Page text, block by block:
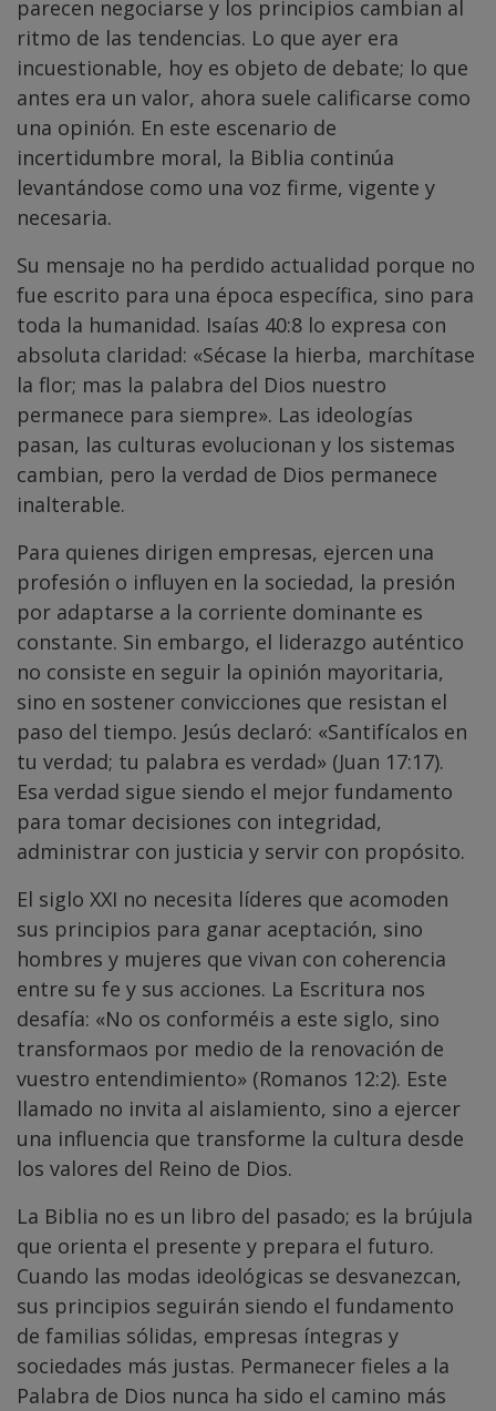
parecen negociarse y los principios cambian al
ritmo de las tendencias. Lo que ayer era
incuestionable, hoy es objeto de debate; lo que
antes era un valor, ahora suele calificarse como
una opinión. En este escenario de
incertidumbre moral, la Biblia continúa
levantándose como una voz firme, vigente y
necesaria.
Su mensaje no ha perdido actualidad porque no
fue escrito para una época específica, sino para
toda la humanidad. Isaías 40:8 lo expresa con
absoluta claridad: «Sécase la hierba, marchítase
la flor; mas la palabra del Dios nuestro
permanece para siempre». Las ideologías
pasan, las culturas evolucionan y los sistemas
cambian, pero la verdad de Dios permanece
inalterable.
Para quienes dirigen empresas, ejercen una
profesión o influyen en la sociedad, la presión
por adaptarse a la corriente dominante es
constante. Sin embargo, el liderazgo auténtico
no consiste en seguir la opinión mayoritaria,
sino en sostener convicciones que resistan el
paso del tiempo. Jesús declaró: «Santifícalos en
tu verdad; tu palabra es verdad» (Juan 17:17).
Esa verdad sigue siendo el mejor fundamento
para tomar decisiones con integridad,
administrar con justicia y servir con propósito.
El siglo XXI no necesita líderes que acomoden
sus principios para ganar aceptación, sino
hombres y mujeres que vivan con coherencia
entre su fe y sus acciones. La Escritura nos
desafía: «No os conforméis a este siglo, sino
transformaos por medio de la renovación de
vuestro entendimiento» (Romanos 12:2). Este
llamado no invita al aislamiento, sino a ejercer
una influencia que transforme la cultura desde
los valores del Reino de Dios.
La Biblia no es un libro del pasado; es la brújula
que orienta el presente y prepara el futuro.
Cuando las modas ideológicas se desvanezcan,
sus principios seguirán siendo el fundamento
de familias sólidas, empresas íntegras y
sociedades más justas. Permanecer fieles a la
Palabra de Dios nunca ha sido el camino más